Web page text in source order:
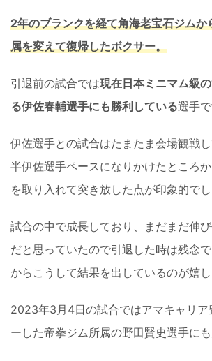
2年のブランクを経て角海老宝石ジムか
属を変えて復帰したボクサー。
引退前の試合では現在日本ミニマム級
る伊佐春輔選手にも勝利している選手で
伊佐選手との試合はたまたま会場観戦
半伊佐選手ペースになりかけたところ
を取り入れて突き放した点が印象的でし
試合の中で成長しており、まだまだ伸
だと思っていたので引退した時は残念
からこうして結果を出しているのが嬉し
2023年3月4日の試合ではアマキャリア
ーした帝拳ジム所属の野田賢史選手にも